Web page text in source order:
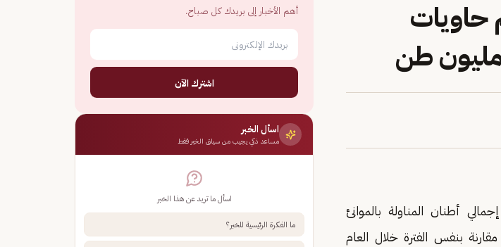
حاويات
أطنان المناولة بالموانئ
عام 2022 حتى نهاية اغسطس الماضي بنسبة 14% مقارنة بنفس الفترة خلال العام
أهم الأخبار إلى بريدك كل صباح.
اشترك الآن
اسأل الخبر
مساعد ذكي يجيب من سياق الخبر فقط
اسأل ما تريد عن هذا الخبر
ما الفكرة الرئيسية للخبر؟